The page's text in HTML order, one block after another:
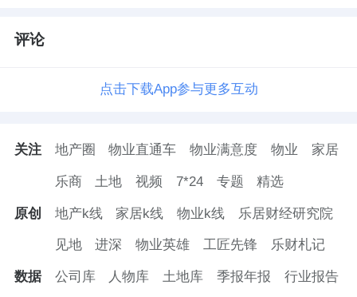
评论
点击下载App参与更多互动
关注 地产圈 物业直通车 物业满意度 物业 家居
乐商 土地 视频 7*24 专题 精选
原创 地产k线 家居k线 物业k线 乐居财经研究院
见地 进深 物业英雄 工匠先锋 乐财札记
数据 公司库 人物库 土地库 季报年报 行业报告